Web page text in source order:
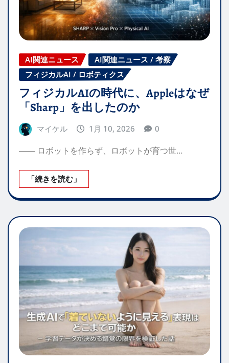
AI関連ニュース
AI関連ニュース / 考察
フィジカルAI / ロボティクス
フィジカルAIの時代に、Appleはなぜ
「Sharp」を出したのか
マイケル 1月 10, 2026 0
―― ロボットを作らず、ロボットが育つ世…
「続きを読む」